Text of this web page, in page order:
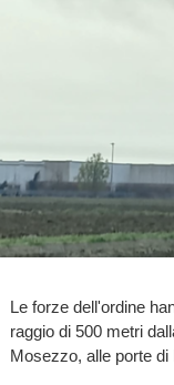
Le forze dell'ordine
raggio di 500 metri
Mosezzo, alle porte